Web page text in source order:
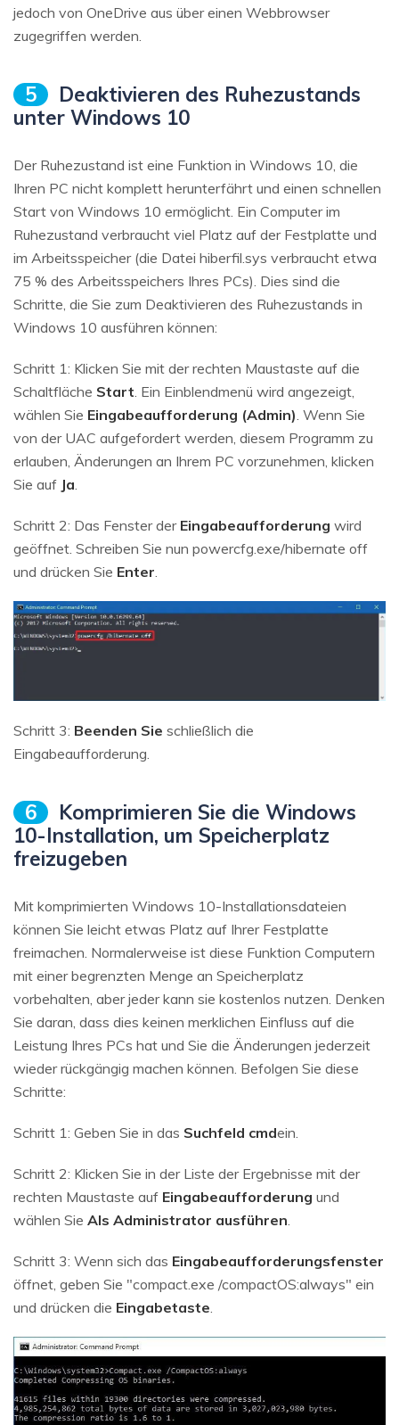
jedoch von OneDrive aus über einen Webbrowser
zugegriffen werden.
5
Deaktivieren des Ruhezustands
unter Windows 10
Der Ruhezustand ist eine Funktion in Windows 10, die
Ihren PC nicht komplett herunterfährt und einen schnellen
Start von Windows 10 ermöglicht. Ein Computer im
Ruhezustand verbraucht viel Platz auf der Festplatte und
im Arbeitsspeicher (die Datei hiberfil.sys verbraucht etwa
75 % des Arbeitsspeichers Ihres PCs). Dies sind die
Schritte, die Sie zum Deaktivieren des Ruhezustands in
Windows 10 ausführen können:
Schritt 1: Klicken Sie mit der rechten Maustaste auf die
Schaltfläche Start . Ein Einblendmenü wird angezeigt,
wählen Sie Eingabeaufforderung (Admin) . Wenn Sie
von der UAC aufgefordert werden, diesem Programm zu
erlauben, Änderungen an Ihrem PC vorzunehmen, klicken
Sie auf Ja
Schritt 2: Das Fenster der Eingabeaufforderung wird
geöffnet. Schreiben Sie nun powercfg.exe/hibernate off
und drücken Sie Enter
Schritt 3: Beenden Sie schließlich die
Eingabeaufforderung.
6
Komprimieren Sie die Windows
10-Installation, um Speicherplatz
freizugeben
Mit komprimierten Windows 10-Installationsdateien
können Sie leicht etwas Platz auf Ihrer Festplatte
freimachen. Normalerweise ist diese Funktion Computern
mit einer begrenzten Menge an Speicherplatz
vorbehalten, aber jeder kann sie kostenlos nutzen. Denken
Sie daran, dass dies keinen merklichen Einfluss auf die
Leistung Ihres PCs hat und Sie die Änderungen jederzeit
wieder rückgängig machen können. Befolgen Sie diese
Schritte:
Schritt 1: Geben Sie in das Suchfeld cmdein.
Schritt 2: Klicken Sie in der Liste der Ergebnisse mit der
rechten Maustaste auf Eingabeaufforderung und
wählen Sie Als Administrator ausführen
Schritt 3: Wenn sich das Eingabeaufforderungsfenster
öffnet, geben Sie "compact.exe /compactOS:always" ein
und drücken die Eingabetaste